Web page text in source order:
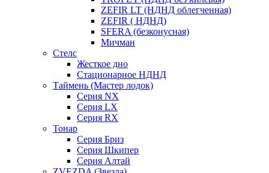
ZEFIR LT (НДНД облегченная)
ZEFIR ( НДНД)
SFERA (безконусная)
Мичман
Стелс
Жесткое дно
Стационарное НДНД
Таймень (Мастер лодок)
Серия NX
Серия LX
Серия RX
Тонар
Серия Бриз
Серия Шкипер
Серия Алтай